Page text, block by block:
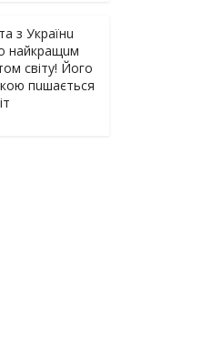
з Українu
найкращuм
світу! Його
пuшається